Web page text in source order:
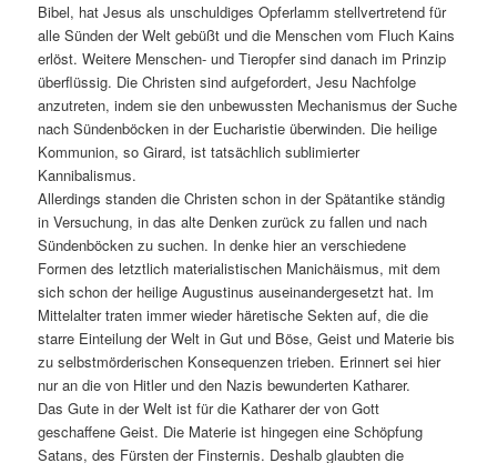
Bibel, hat Jesus als unschuldiges Opferlamm stellvertretend für
alle Sünden der Welt gebüßt und die Menschen vom Fluch Kains
erlöst. Weitere Menschen- und Tieropfer sind danach im Prinzip
überflüssig. Die Christen sind aufgefordert, Jesu Nachfolge
anzutreten, indem sie den unbewussten Mechanismus der Suche
nach Sündenböcken in der Eucharistie überwinden. Die heilige
Kommunion, so Girard, ist tatsächlich sublimierter
Kannibalismus.
Allerdings standen die Christen schon in der Spätantike ständig
in Versuchung, in das alte Denken zurück zu fallen und nach
Sündenböcken zu suchen. In denke hier an verschiedene
Formen des letztlich materialistischen Manichäismus, mit dem
sich schon der heilige Augustinus auseinandergesetzt hat. Im
Mittelalter traten immer wieder häretische Sekten auf, die die
starre Einteilung der Welt in Gut und Böse, Geist und Materie bis
zu selbstmörderischen Konsequenzen trieben. Erinnert sei hier
nur an die von Hitler und den Nazis bewunderten Katharer.
Das Gute in der Welt ist für die Katharer der von Gott
geschaffene Geist. Die Materie ist hingegen eine Schöpfung
Satans, des Fürsten der Finsternis. Deshalb glaubten die